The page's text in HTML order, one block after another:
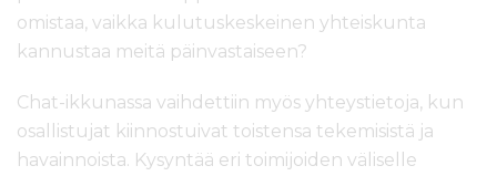
omistaa, vaikka kulutuskeskeinen yhteiskunta
kannustaa meitä päinvastaiseen?
Chat-ikkunassa vaihdettiin myös yhteystietoja, kun
osallistujat kiinnostuivat toistensa tekemisistä ja
havainnoista. Kysyntää eri toimijoiden väliselle